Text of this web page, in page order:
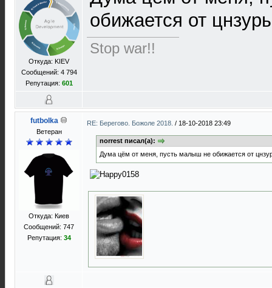
Откуда: KIEV
Сообщений: 4 794
Репутация: 601
обижается от
Stop war!!
futbolka
Ветеран
Откуда: Киев
Сообщений: 747
Репутация: 34
RE: Берегово. Божоле 2018. / 18-10-2018 23:49
norrest писал(а):
Дума цём от меня, пусть малыш не обижается от